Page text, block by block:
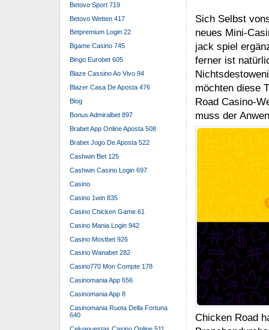
aber darüber
Version Des
Das ist
weiteren
leisten können
seinem
sieht man, um
unterstützen,
Chicken Road
Betovo Sport 719
Betovo Wetten 417
Betpremium Login 22
Bgame Casino 745
Bingo Eurobet 605
Blaze Cassino Ao Vivo 94
Blazer Casa De Aposta 476
Blog
Bonus Admiralbet 897
Brabet App Online Aposta 508
Brabet Jogo De Aposta 522
Cashwin Bet 125
Cashwin Casino Login 697
Casino
Casino 1win 835
Casino Chicken Game 61
Casino Mania Login 942
Casino Mostbet 926
Casino Wanabet 282
Casino770 Mon Compte 178
Casinomania App 656
Casinomania App 8
Casinomania Ruota Della Fortuna
640